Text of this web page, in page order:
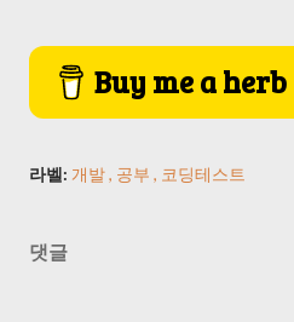
Buy me a herb
라벨: 개발 공부 코딩테스트
댓글